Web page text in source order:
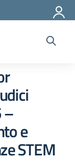
–
e
STEM